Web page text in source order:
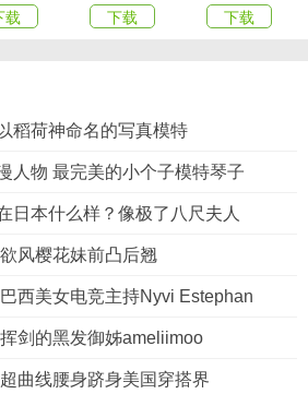
载 下载 下载
稻荷神命名的写真模特
人物 最完美的小个子模特琴子
日本什么样？像极了八尺夫人
风樱花妹前凸后翘
西美女电竞主持Nyvi Estephan
剑的黑发御姊ameliimoo
曲线腰身跻身美国穿搭界